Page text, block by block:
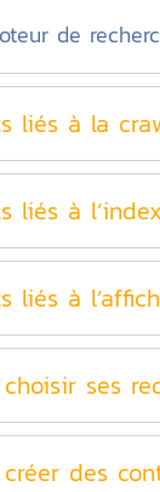
de
liés à la
liés à
à
ses
des